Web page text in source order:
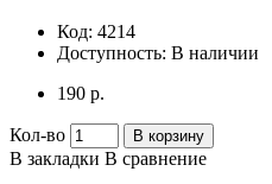
Код: 4214
Доступность: В наличии
190 р.
Кол-во В корзину
В закладки В сравнение